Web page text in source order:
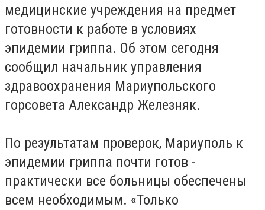
медицинские учреждения на предмет
готовности к работе в условиях
эпидемии гриппа. Об этом сегодня
сообщил начальник управления
здравоохранения Мариупольского
горсовета Александр Железняк.
По результатам проверок, Мариуполь к
эпидемии гриппа почти готов -
практически все больницы обеспечены
всем необходимым. «Только